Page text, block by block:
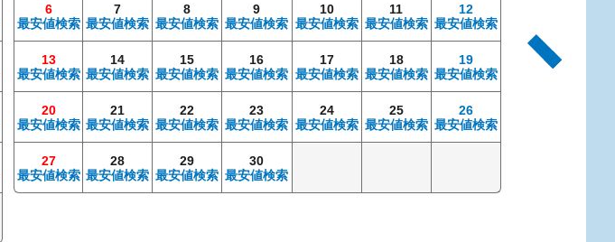
6
最安値検索
7
最安値検索
8
最安値検索
9
最安値検索
10
最安値検索
11
最安値検索
12
最安値検索
13
最安値検索
14
最安値検索
15
最安値検索
16
最安値検索
17
最安値検索
18
最安値検索
19
最安値検索
20
最安値検索
21
最安値検索
22
最安値検索
23
最安値検索
24
最安値検索
25
最安値検索
26
最安値検索
27
最安値検索
28
最安値検索
29
最安値検索
30
最安値検索
11
最安値検索